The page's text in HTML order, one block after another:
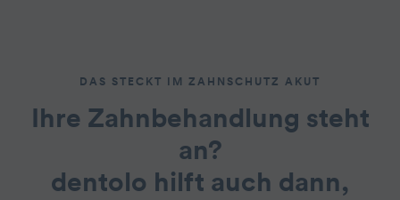
DAS STECKT IM ZAHNSCHUTZ AKUT
Ihre Zahnbehandlung steht
an?
dentolo hilft auch dann,